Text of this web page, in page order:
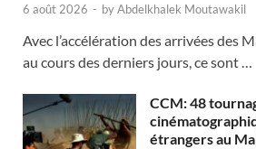
6 août 2026 - byAbdelkhalek Moutawakil
Avec l’accélération des arrivées des
au cours des derniers jours, ce sont …
CCM: 48
étrangers au